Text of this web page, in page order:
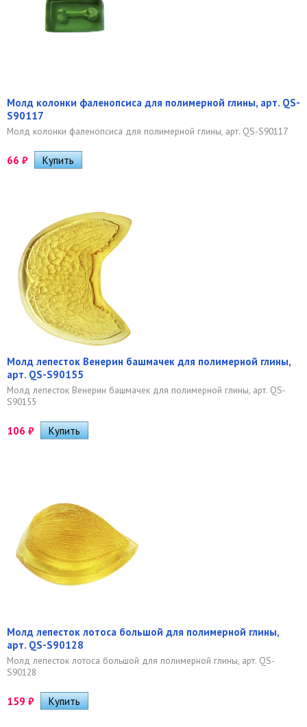
Молд колонки фаленопсиса для полимерной глины, арт. QS-
S90117
Молд колонки фаленопсиса для полимерной глины, арт. QS-S90117
66 ₽
Молд лепесток Венерин башмачек для полимерной глины,
арт. QS-S90155
Молд лепесток Венерин башмачек для полимерной глины, арт. QS-
S90155
106 ₽
Молд лепесток лотоса большой для полимерной глины,
арт. QS-S90128
Молд лепесток лотоса большой для полимерной глины, арт. QS-
S90128
159 ₽